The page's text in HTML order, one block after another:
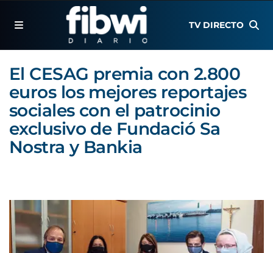
TV DIRECTO
El CESAG premia con 2.800
euros los mejores reportajes
sociales con el patrocinio
exclusivo de Fundació Sa
Nostra y Bankia